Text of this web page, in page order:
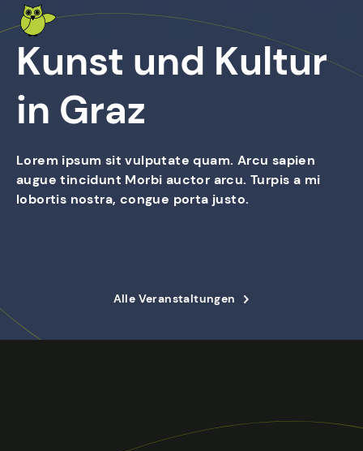
Kunst und Kultur
in Graz
Lorem ipsum sit vulputate quam. Arcu sapien
augue tincidunt Morbi auctor arcu. Turpis a mi
lobortis nostra, congue porta justo.
Alle Veranstaltungen